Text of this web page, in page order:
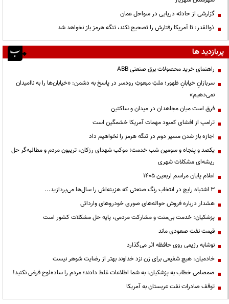
گزارشی از حادثه دریایی در سواحل عمان
ذوالقدر: تا آمریکا رفتارش را تصحیح نکند، تنگه هرمز باز نخواهد شد
پربازدید ها
راهنمای خرید محصولات برق صنعتی ABB
سربازانِ خیابانِ ظهور؛ ملتِ مبعوثِ رودسر در پاسخ به دشمن: «خیابان‌ها را به ناامیدان
نمی‌دهیم»
فرق است میان مجاهدان در میدان و ساکتین
ترامپ از افشای کمبود مهمات آمریکا خشمگین است
اجازه باز شدن مسیر دوم در تنگه هرمز را نخواهیم داد
یکصد و پنجاه و سومین شب خدمت؛ موکب شهدای رزکان، تریبون مردم و مطالبه‌گر حل
ریشه‌ای مشکلات شهری
اعلام پایان مراسم اربعین ۱۴۰۵
3 اشتباه رایج در انتخاب رنگ صنعتی که هزینه‌اش را سال‌ها می‌پردازید...
هشدار درباره فروش حواله‌های صوری خودروهای وارداتی
پزشکیان: خدمت بی‌منت و مشارکت مردمی، پایه حل مشکلات کشور است
قیمت نفت صعودی ماند
نوشابه رژیمی روی حافظه اثر می‌گذارد
خادمیان: هیچ شفیعی برای زن نزد خداوند بهتر از رضایت شوهر نیست
صمصامی خطاب به پزشکیان: به شما اطلاعات غلط دادند؛ مردم را ساده‌لوح فرض نکنید!
توقف صادرات نفت عربستان به آمریکا